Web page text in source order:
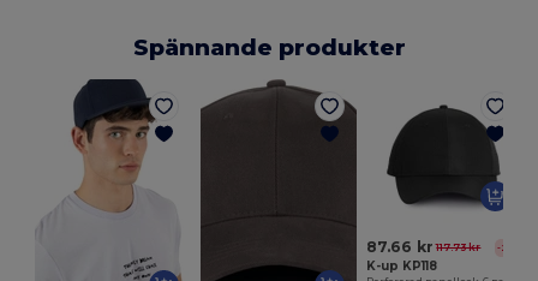
Spännande produkter
87.66 kr 117.73 kr -26%
K-up KP118